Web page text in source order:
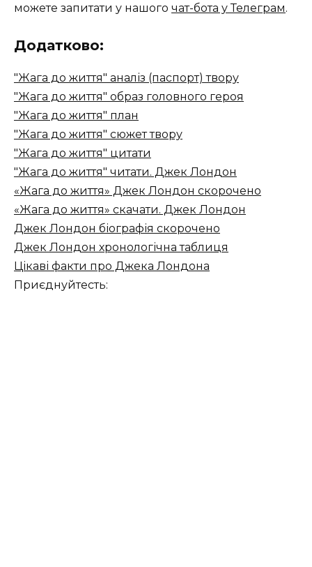
можете запитати у нашого чат-бота у Телеграм.
Додатково:
"Жага до життя" аналіз (паспорт) твору
"Жага до життя" образ головного героя
"Жага до життя" план
"Жага до життя" сюжет твору
"Жага до життя" цитати
"Жага до життя" читати. Джек Лондон
«Жага до життя» Джек Лондон скорочено
«Жага до життя» скачати. Джек Лондон
Джек Лондон біографія скорочено
Джек Лондон хронологічна таблиця
Цікаві факти про Джека Лондона
Приєднуйтесть: